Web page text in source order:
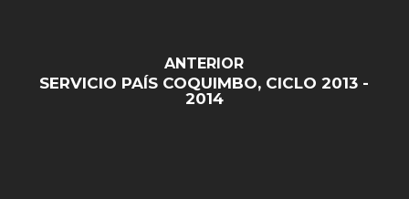
ANTERIOR
SERVICIO PAÍS COQUIMBO, CICLO 2013 -
2014